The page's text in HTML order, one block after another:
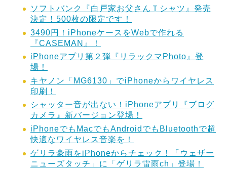
ソフトバンク『白戸家お父さんＴシャツ』発売
決定！500枚の限定です！
3490円！iPhoneケースをWebで作れる
『CASEMAN』！
iPhoneアプリ第２弾『リラックマPhoto』登
場！
キヤノン「MG6130」でiPhoneからワイヤレス
印刷！
シャッター音が出ない！iPhoneアプリ『ブログ
カメラ』新バージョン登場！
iPhoneでもMacでもAndroidでもBluetoothで超
快適なワイヤレス音楽を！
ゲリラ豪雨をiPhoneからチェック！「ウェザー
ニューズタッチ」に「ゲリラ雷雨ch」登場！